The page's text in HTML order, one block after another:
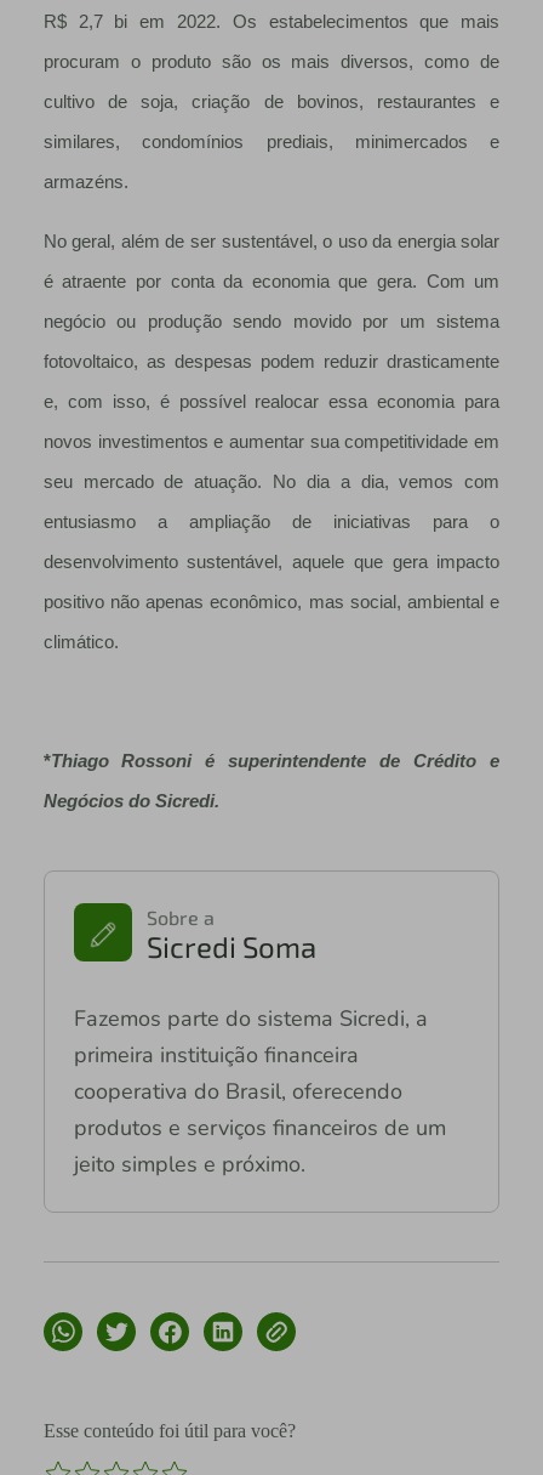
R$ 2,7 bi em 2022. Os estabelecimentos que mais
procuram o produto são os mais diversos, como de
cultivo de soja, criação de bovinos, restaurantes e
similares, condomínios prediais, minimercados e
armazéns.
No geral, além de ser sustentável, o uso da energia solar
é atraente por conta da economia que gera. Com um
negócio ou produção sendo movido por um sistema
fotovoltaico, as despesas podem reduzir drasticamente
e, com isso, é possível realocar essa economia para
novos investimentos e aumentar sua competitividade em
seu mercado de atuação. No dia a dia, vemos com
entusiasmo a ampliação de iniciativas para o
desenvolvimento sustentável, aquele que gera impacto
positivo não apenas econômico, mas social, ambiental e
climático.
*Thiago Rossoni é superintendente de Crédito e
Negócios do Sicredi.
Sobre a
Sicredi Soma
Fazemos parte do sistema Sicredi, a
primeira instituição financeira
cooperativa do Brasil, oferecendo
produtos e serviços financeiros de um
jeito simples e próximo.
Esse conteúdo foi útil para você?